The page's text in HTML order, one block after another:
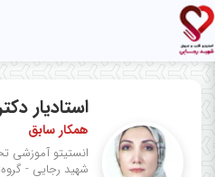
استادیار
همکار سابق
انستیتو آموزشی
شهید رجایی -